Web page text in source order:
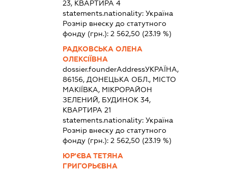
23, КВАРТИРА 4
statements.nationality:Україна
Розмір внеску до статутного
фонду (грн.):2 562,50 (23.19 %)
РАДКОВСЬКА ОЛЕНА
ОЛЕКСІЇВНА
dossier.founderAddressУКРАЇНА,
86156, ДОНЕЦЬКА ОБЛ., МІСТО
МАКІЇВКА, МІКРОРАЙОН
ЗЕЛЕНИЙ, БУДИНОК 34,
КВАРТИРА 21
statements.nationality:Україна
Розмір внеску до статутного
фонду (грн.):2 562,50 (23.19 %)
ЮР'ЄВА ТЕТЯНА
ГРИГОРЬЄВНА